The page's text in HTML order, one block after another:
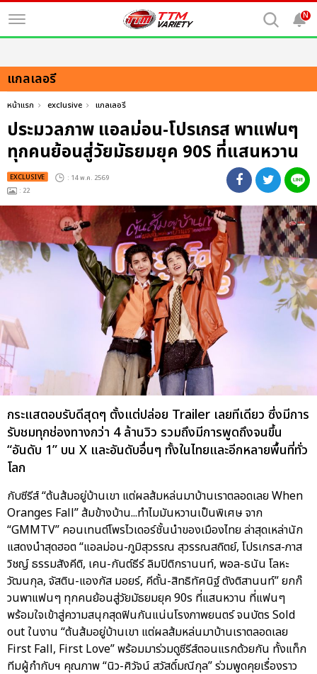
N
แกลเลอรี
หน้าแรก exclusive แกลเลอรี
ประมวลภาพ แอลม่อน-โปรเกรส พาแฟนๆ
ทุกคนย้อนสู่วัยมัธยมยุค 90S ที่แสนหวาน
EXCLUSIVE : 14 พ.ค. 2569
: 22
กระแสตอบรับดีสุดๆ ตั้งแต่ปล่อย Trailer เลยทีเดียว ซึ่งมีการ
รับชมทุกช่องทางกว่า 4 ล้านวิว รวมถึงมีการพูดถึงจนขึ้น
“อันดับ 1” บน X และอันดับอื่นๆ ทั้งในไทยและอีกหลายพื้นที่ทั่ว
โลก
กับซีรีส์ “ต้นส้มอยู่บ้านเขา แต่ผลส้มหล่นมาบ้านเราตลอดเลย When
Oranges Fall” ส้มข้างบ้าน...ทำไมมันหวานเป็นพิเศษ จาก
“GMMTV” คอนเทนต์โพรไวเดอร์ชั้นนำของเมืองไทย ล่าสุดเหล่านัก
แสดงนำสุดฮอต “แอลม่อน-ภูมิสุวรรณ สุวรรณสถิตย์, โปรเกรส-ภาส
วิชญ์ ธรรมสังคีติ, เคน-กันต์ธีร์ ลิมปิติกรานนท์, พอล-ธนัน โลหะ
วัฒนกุล, จัสติน-แองกัส มอยร์, คีตั้น-สิทธิทัศนิฐ์ ตังติสานนท์” ยกก๊
วนพาแฟนๆ ทุกคนย้อนสู่วัยมัธยมยุค 90s ที่แสนหวาน ที่แฟนๆ
พร้อมใจเข้าสู่ความสนุกสุดฟินกันแน่นโรงภาพยนตร์ จนบัตร Sold
out ในงาน “ต้นส้มอยู่บ้านเขา แต่ผลส้มหล่นมาบ้านเราตลอดเลย
First Fall, First Love” พร้อมมาร่วมดูซีรีส์ตอนแรกด้วยกัน ทั้งแท็ก
ทีมผู้กำกับฯ คุณภาพ “นิว-ศิวัจน์ สวัสดิ์มณีกุล” ร่วมพูดคุยเรื่องราว